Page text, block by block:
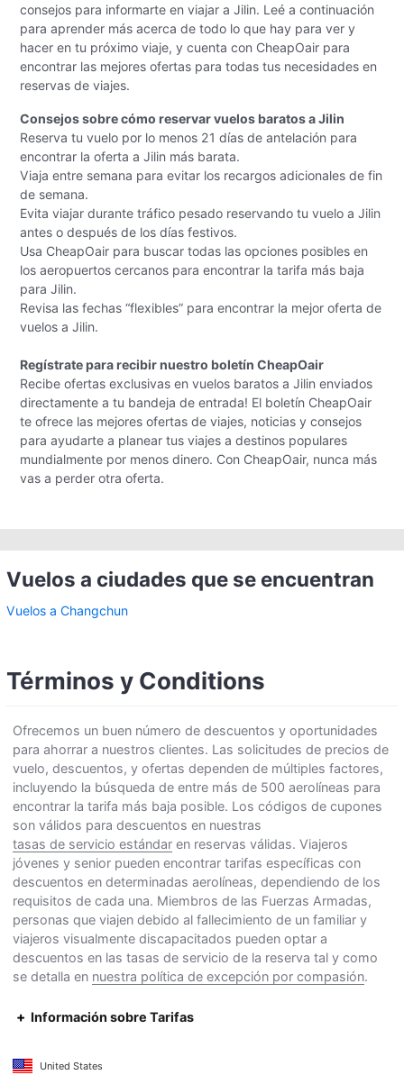
consejos para informarte en viajar a Jilin. Leé a continuación
para aprender más acerca de todo lo que hay para ver y
hacer en tu próximo viaje, y cuenta con CheapOair para
encontrar las mejores ofertas para todas tus necesidades en
reservas de viajes.
Consejos sobre cómo reservar vuelos baratos a Jilin
Reserva tu vuelo por lo menos 21 días de antelación para
encontrar la oferta a Jilin más barata.
Viaja entre semana para evitar los recargos adicionales de fin
de semana.
Evita viajar durante tráfico pesado reservando tu vuelo a Jilin
antes o después de los días festivos.
Usa CheapOair para buscar todas las opciones posibles en
los aeropuertos cercanos para encontrar la tarifa más baja
para Jilin.
Revisa las fechas “flexibles” para encontrar la mejor oferta de
vuelos a Jilin.
Regístrate para recibir nuestro boletín CheapOair
Recibe ofertas exclusivas en vuelos baratos a Jilin enviados
directamente a tu bandeja de entrada! El boletín CheapOair
te ofrece las mejores ofertas de viajes, noticias y consejos
para ayudarte a planear tus viajes a destinos populares
mundialmente por menos dinero. Con CheapOair, nunca más
vas a perder otra oferta.
Vuelos a ciudades que se encuentran
Vuelos a Changchun
Términos y Conditions
Ofrecemos un buen número de descuentos y oportunidades
para ahorrar a nuestros clientes. Las solicitudes de precios de
vuelo, descuentos, y ofertas dependen de múltiples factores,
incluyendo la búsqueda de entre más de 500 aerolíneas para
encontrar la tarifa más baja posible. Los códigos de cupones
son válidos para descuentos en nuestras
tasas de servicio estándar en reservas válidas. Viajeros
jóvenes y senior pueden encontrar tarifas específicas con
descuentos en determinadas aerolíneas, dependiendo de los
requisitos de cada una. Miembros de las Fuerzas Armadas,
personas que viajen debido al fallecimiento de un familiar y
viajeros visualmente discapacitados pueden optar a
descuentos en las tasas de servicio de la reserva tal y como
se detalla en nuestra política de excepción por compasión.
Información sobre Tarifas
United States